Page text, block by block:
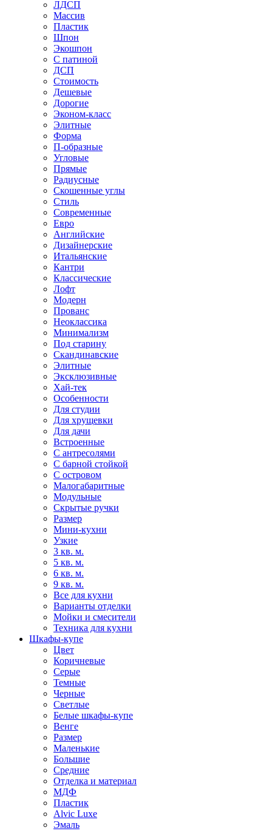
ЛДСП
Массив
Пластик
Шпон
Экошпон
С патиной
ДСП
Стоимость
Дешевые
Дорогие
Эконом-класс
Элитные
Форма
П-образные
Угловые
Прямые
Радиусные
Скошенные углы
Стиль
Современные
Евро
Английские
Дизайнерские
Итальянские
Кантри
Классические
Лофт
Модерн
Прованс
Неоклассика
Минимализм
Под старину
Скандинавские
Элитные
Эксклюзивные
Хай-тек
Особенности
Для студии
Для хрущевки
Для дачи
Встроенные
С антресолями
С барной стойкой
С островом
Малогабаритные
Модульные
Скрытые ручки
Размер
Мини-кухни
Узкие
3 кв. м.
5 кв. м.
6 кв. м.
9 кв. м.
Все для кухни
Варианты отделки
Мойки и смесители
Техника для кухни
Шкафы-купе
Цвет
Коричневые
Серые
Темные
Черные
Светлые
Белые шкафы-купе
Венге
Размер
Маленькие
Большие
Средние
Отделка и материал
МДФ
Пластик
Alvic Luxe
Эмаль